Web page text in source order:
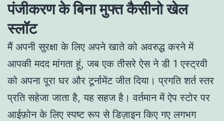
पंजीकरण के बिना मुफ्त कैसीनो खेल
स्लॉट
मैं अपनी सुरक्षा के लिए अपने खाते को अवरुद्ध करने में
आपकी मदद मांगता हूं, जब एक तीसरे ऐस ने डी 1 एस्ट्रवी
को अपना पूरा घर और टूर्नामेंट जीत दिया। प्रगति शर्त स्तर
प्रति सहेजा जाता है, यह सहज है। वर्तमान में ऐप स्टोर पर
आईफ़ोन के लिए स्पष्ट रूप से डिज़ाइन किए गए लगभग